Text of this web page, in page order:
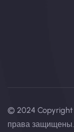
© 2024 Copyright
права защищены.